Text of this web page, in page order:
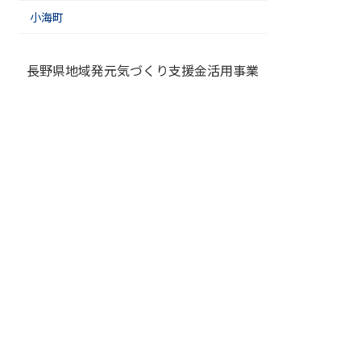
小海町
長野県地域発元気づくり支援金活用事業